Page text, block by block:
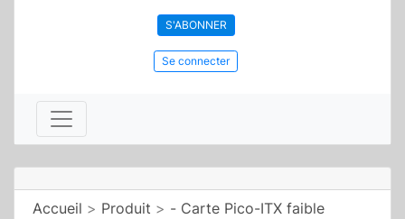
S'ABONNER
Se connecter
Accueil > Produit > - Carte Pico-ITX faible